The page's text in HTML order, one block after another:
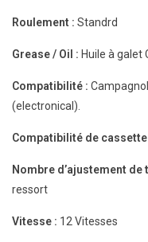
Roulement : Standrd
Grease / Oil : Huile à galet
Compatibilité :
(electronical).
Compatibilité de cassette
Nombre d’ajustement de
ressort
Vitesse : 12 Vitesses